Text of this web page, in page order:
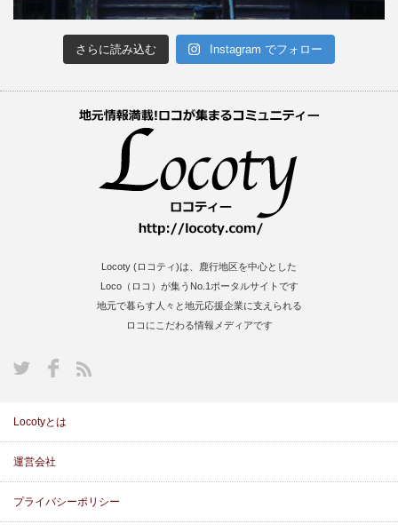
さらに読み込む Instagram でフォロー
Locoty (ロコティ)は、鹿行地区を中心とした
Loco（ロコ）が集うNo.1ポータルサイトです
地元で暮らす人々と地元応援企業に支えられる
ロコにこだわる情報メディアです
Locotyとは
運営会社
プライバシーポリシー